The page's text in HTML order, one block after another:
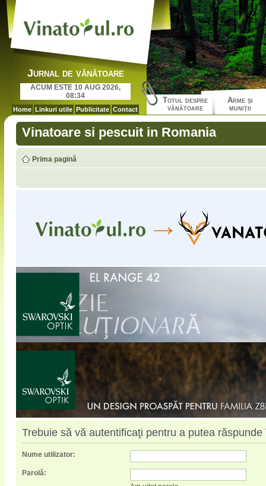
Jurnal de vânătoare
ACUM ESTE 10 AUG 2026,
08:34
Home Linkuri utile Publicitate Contact
Totul despre
vânătoare
Arme şi
muniţii
Vinatoare si pescuit in Romania
Prima pagină
Trebuie să vă autentificaţi pentru a putea
Nume utilizator:
Parolă: